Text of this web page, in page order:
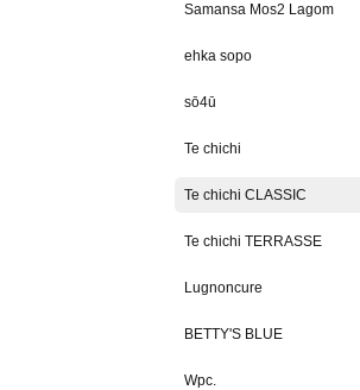
Samansa Mos2 Lagom
ehka sopo
sō4ū
Te chichi
Te chichi CLASSIC
Te chichi TERRASSE
Lugnoncure
BETTY'S BLUE
Wpc.